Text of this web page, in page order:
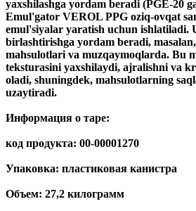
yaxshilashga yordam beradi (PGE-20
Emul'gator VEROL PPG oziq-ovqat
emul'siyalar yaratish uchun ishlatiladi.
birlashtirishga yordam beradi,
mahsulotlari va muzqaymoqlarda. Bu
teksturasini yaxshilaydi, ajralishni va
oladi, shuningdek, mahsulotlarning
uzaytiradi.
Информация о таре:
код продукта: 00-00001270
Упаковка: пластиковая канистра
Объем: 27,2 килограмм